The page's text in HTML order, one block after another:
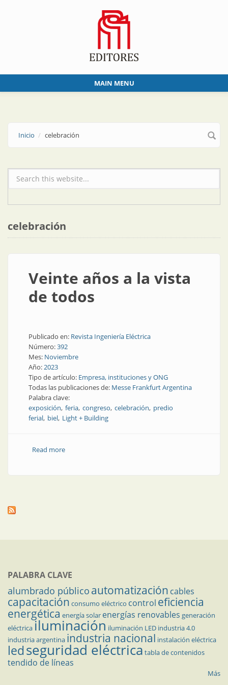
MAIN MENU
Inicio celebración
Formulario de búsqueda
celebración
Veinte años a la vista
de todos
Publicado en: Revista Ingeniería Eléctrica
Número:392
Mes: Noviembre
Año:2023
Tipo de artículo: Empresa, instituciones y ONG
Todas las publicaciones de: Messe Frankfurt Argentina
Palabra clave:
exposición feria congreso celebración predio
ferial biel Light + Building
Read moreabout Veinte años a la vista de todos
PALABRA CLAVE
alumbrado público automatización cables
capacitación consumo eléctrico control eficiencia
energética energía solar energías renovables generación
eléctricailuminación iluminación LED industria 4.0
industria argentina industria nacional instalación eléctrica
ledseguridad eléctrica tabla de contenidos
tendido de líneas
Más